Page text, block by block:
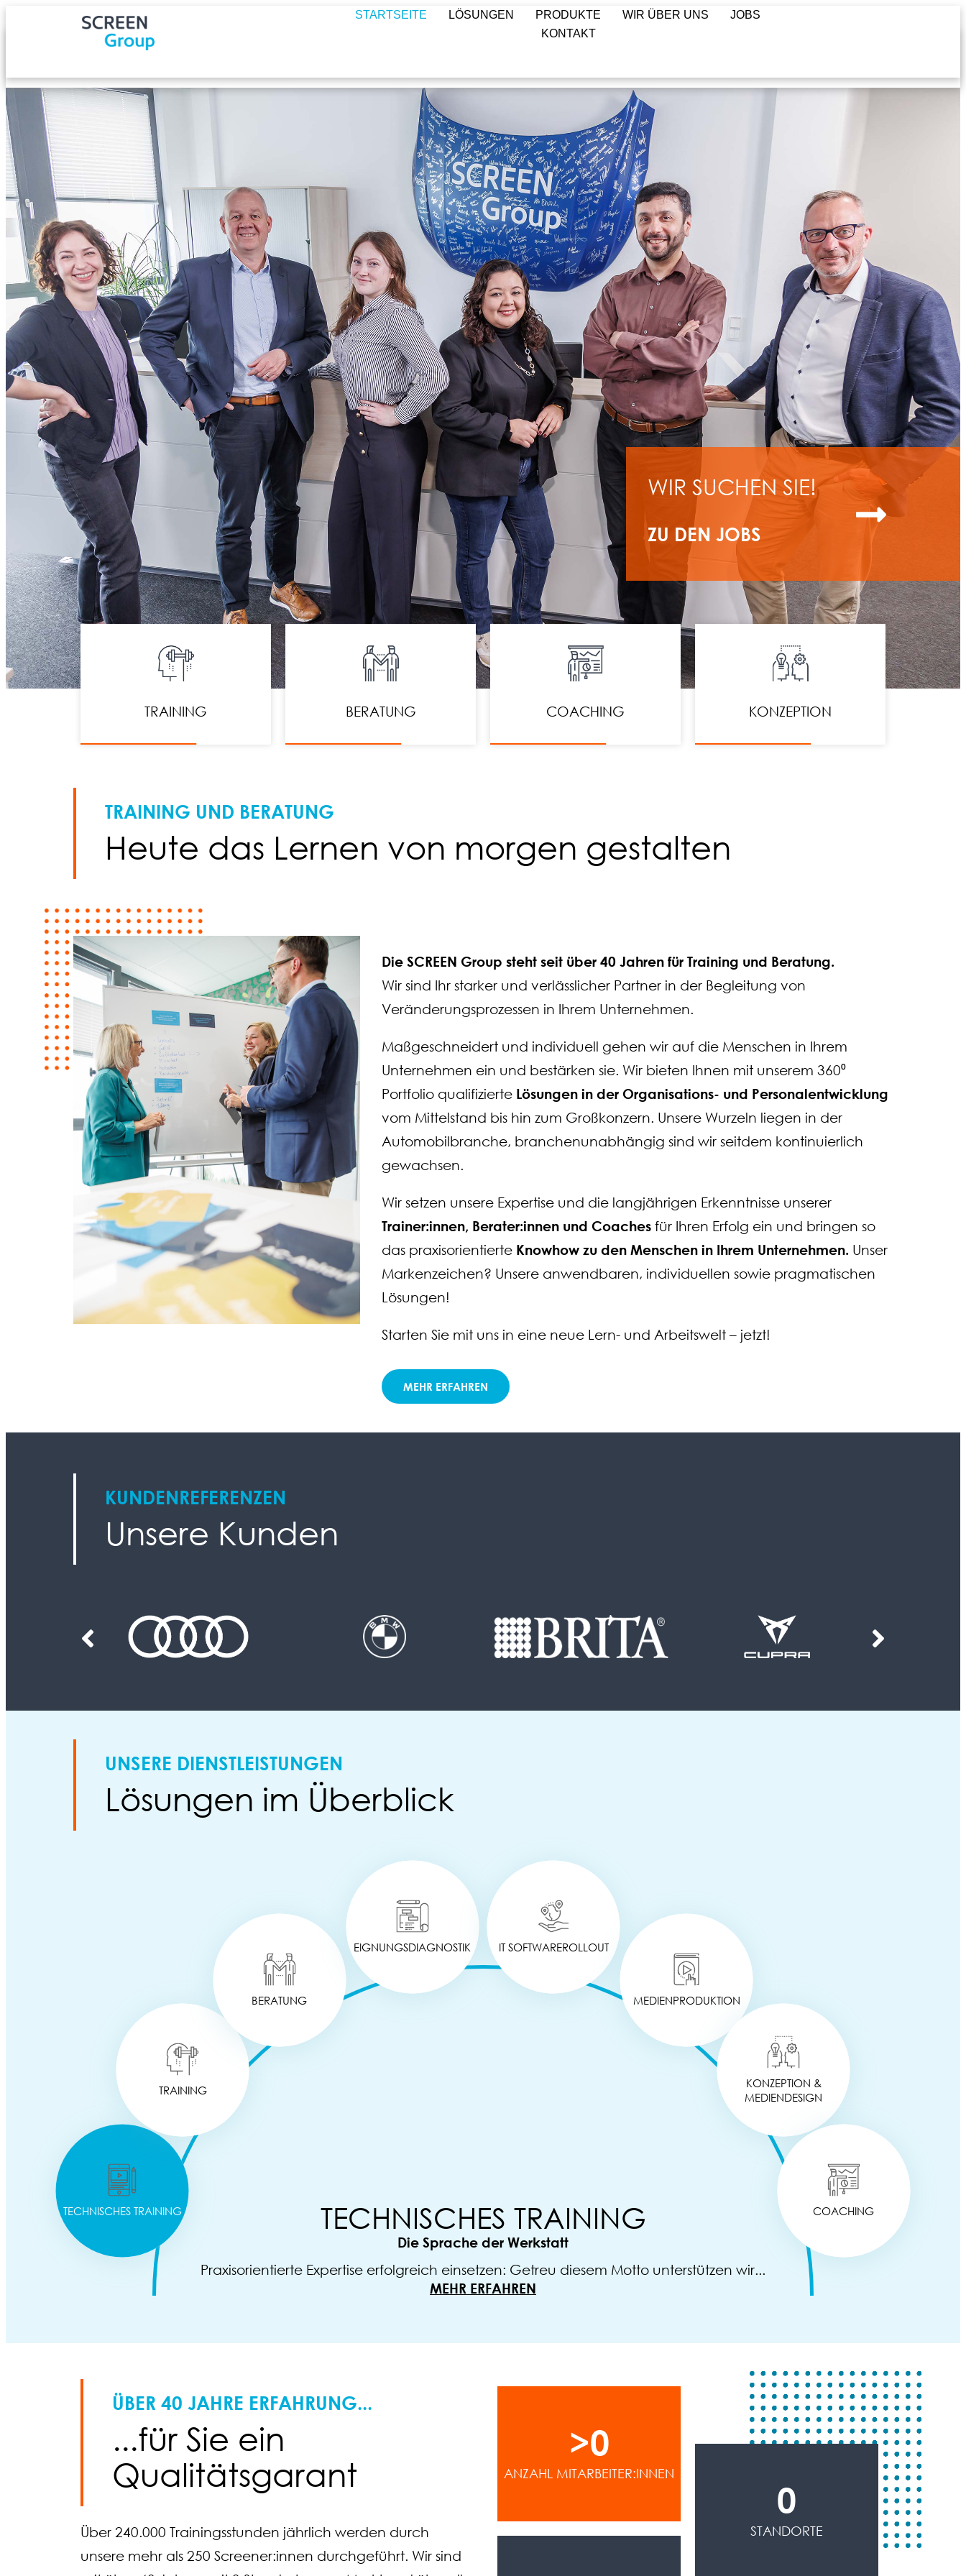
STARTSEITE LÖSUNGEN PRODUKTE WIR ÜBER UNS
JOBS
KONTAKT
PRODUKTE
WIR SUCHEN SIE!
ZU DEN JOBS
TRAINING BERATUNG COACHING KONZEPTION
TRAINING UND BERATUNG
Heute das Lernen von morgen gestalten
Die SCREEN Group steht seit über 40 Jahren für Training und Beratung.
Wir sind Ihr starker und verlässlicher Partner in der Begleitung von
Veränderungsprozessen in Ihrem Unternehmen.
Maßgeschneidert und individuell gehen wir auf die Menschen in Ihrem
Unternehmen ein und bestärken sie. Wir bieten Ihnen mit unserem 360⁰
Portfolio qualifizierte Lösungen in der Organisations- und Personalentwicklung
vom Mittelstand bis hin zum Großkonzern. Unsere Wurzeln liegen in der
Automobilbranche, branchenunabhängig sind wir seitdem kontinuierlich
gewachsen.​
Wir setzen unsere Expertise und die langjährigen Erkenntnisse unserer
Trainer:innen, Berater:innen und Coaches für Ihren Erfolg ein und bringen so
das praxisorientierte Knowhow zu den Menschen in Ihrem Unternehmen. Unser
Markenzeichen? Unsere anwendbaren, individuellen sowie pragmatischen
Lösungen!
Starten Sie mit uns in eine neue Lern- und Arbeitswelt – jetzt!
MEHR ERFAHREN
KUNDENREFERENZEN
Unsere Kunden
UNSERE DIENSTLEISTUNGEN
Lösungen im Überblick
TECHNISCHES TRAINING TECHNISCHES TRAINING
Die Sprache der Werkstatt
Praxisorientierte Expertise erfolgreich einsetzen: Getreu diesem Motto unterstützen wir...
MEHR ERFAHREN
TRAINING
BERATUNG
EIGNUNGSDIAGNOSTIK IT SOFTWAREROLLOUT
MEDIENPRODUKTION
KONZEPTION &
MEDIENDESIGN
COACHING
ÜBER 40 JAHRE ERFAHRUNG...
...für Sie ein
Qualitätsgarant
Über 240.000 Trainingsstunden jährlich werden durch
unsere mehr als 250 Screener:innen durchgeführt. Wir sind
ANZAHL MITARBEITER:INNEN
>0
STANDORTE
0